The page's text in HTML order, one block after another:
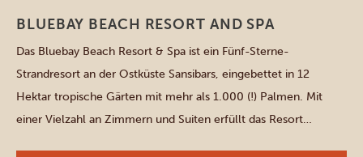
BLUEBAY BEACH RESORT AND SPA
Das Bluebay Beach Resort & Spa ist ein Fünf-Sterne-
Strandresort an der Ostküste Sansibars, eingebettet in 12
Hektar tropische Gärten mit mehr als 1.000 (!) Palmen. Mit
einer Vielzahl an Zimmern und Suiten erfüllt das Resort